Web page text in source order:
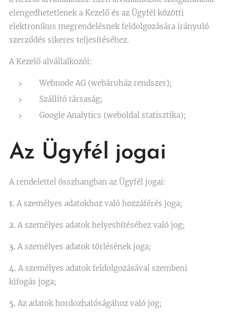
elengedhetetlenek a Kezelő és az Ügyfél közötti
elektronikus megrendelésnek feldolgozására irányuló
szerződés sikeres teljesítéséhez.
A Kezelő alvállalkozói:
Webnode AG (webáruház rendszer);
Szállító társaság;
Google Analytics (weboldal statisztika);
Az Ügyfél jogai
A rendelettel összhangban az Ügyfél jogai:
1. A személyes adatokhoz való hozzáférés joga;
2. A személyes adatok helyesbítéséhez való jog;
3. A személyes adatok törlésének joga;
4. A személyes adatok feldolgozásával szembeni
kifogás joga;
5. Az adatok hordozhatóságához való jog;